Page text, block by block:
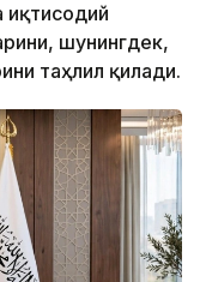
иқтисодий
шунингдек,
таҳлил қилади.